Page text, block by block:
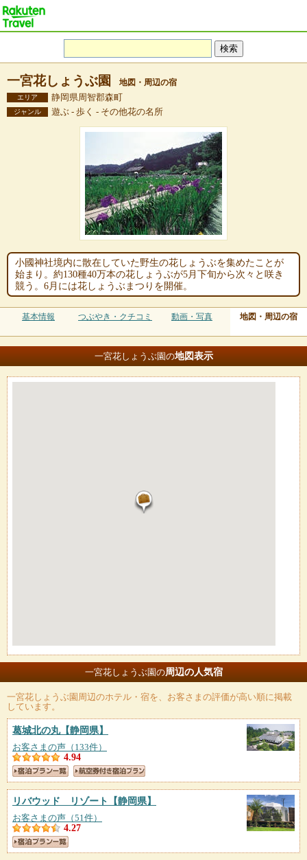
一宮花しょうぶ園 地図・周辺の宿
エリア 静岡県周智郡森町
ジャンル 遊ぶ - 歩く - その他花の名所
小國神社境内に散在していた野生の花しょうぶを集めたことが
始まり。約130種40万本の花しょうぶが5月下旬から次々と咲き
競う。6月には花しょうぶまつりを開催。
基本情報 つぶやき・クチコミ 動画・写真 地図・周辺の宿
一宮花しょうぶ園の地図表示
一宮花しょうぶ園の周辺の人気宿
一宮花しょうぶ園 周辺のホテル・宿を、お客さまの評価が高い順に掲載
しています。
葛城北の丸【静岡県】
お客さまの声（133件）
4.94
リバウッド リゾート 【静岡県】
お客さまの声（51件）
4.27